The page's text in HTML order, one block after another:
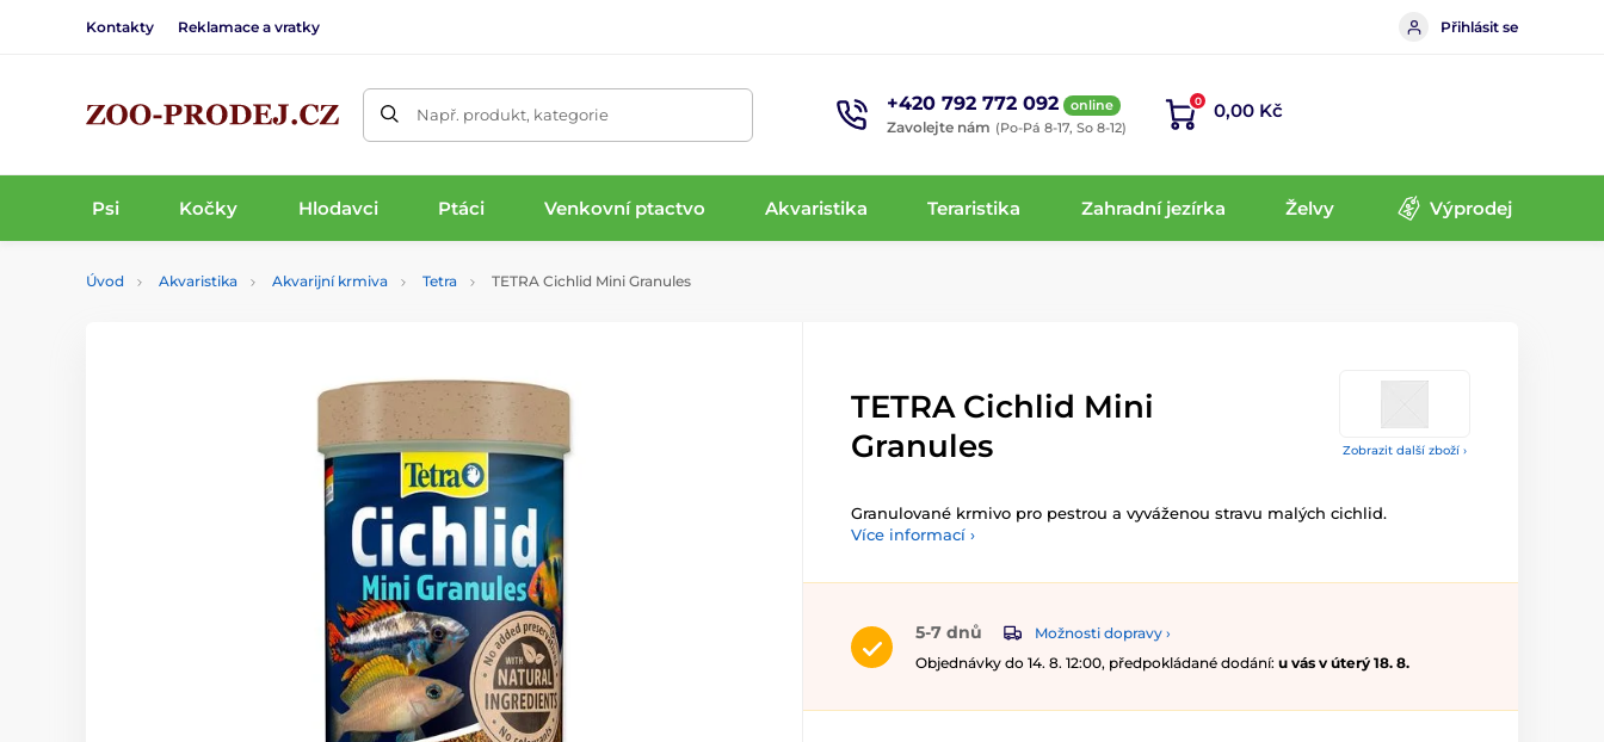
Kontakty Reklamace a vratky Přihlásit se
Např. produkt, kategorie +420 792 772 092 online
Zavolejte nám (Po-Pá 8-17, So 8-12)
0 0,00 Kč
Psi Kočky Hlodavci Ptáci Venkovní ptactvo Akvaristika Teraristika Zahradní jezírka Želvy Výprodej
Úvod Akvaristika Akvarijní krmiva Tetra TETRA Cichlid Mini Granules
Zobrazit další zboží ›
TETRA Cichlid Mini
Granules
Granulované krmivo pro pestrou a vyváženou stravu malých cichlid.
Více informací ›
5-7 dnů
Možnosti dopravy ›
Objednávky do 14. 8. 12:00, předpokládané dodání: u vás v úterý 18. 8.